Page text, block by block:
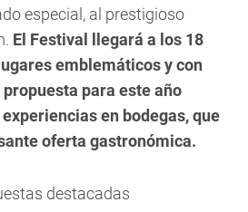
especial, al prestigioso
. El Festival llegará a los 18
emblemáticos y con
para este año
en bodegas, que
oferta gastronómica.
destacadas